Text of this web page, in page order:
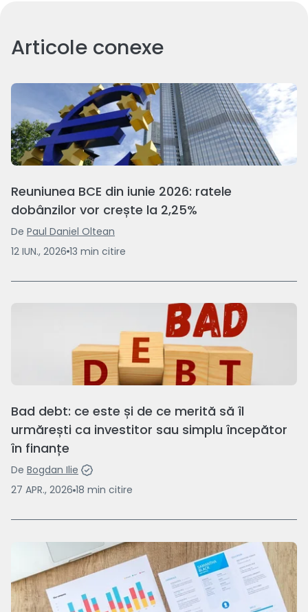
Articole conexe
Reuniunea BCE din iunie 2026: ratele
dobânzilor vor crește la 2,25%
De Paul Daniel Oltean
12 IUN., 2026 13 min citire
Bad debt: ce este și de ce merită să îl
urmărești ca investitor sau simplu începător
în finanțe
De Bogdan Ilie
27 APR., 2026 18 min citire